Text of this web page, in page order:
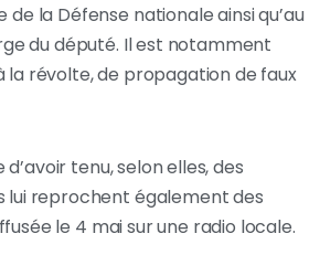
la Défense nationale ainsi qu’au
du député. Il est notamment
la révolte, de propagation de faux
tenu, selon elles, des
lui reprochent également des
le 4 mai sur une radio locale.